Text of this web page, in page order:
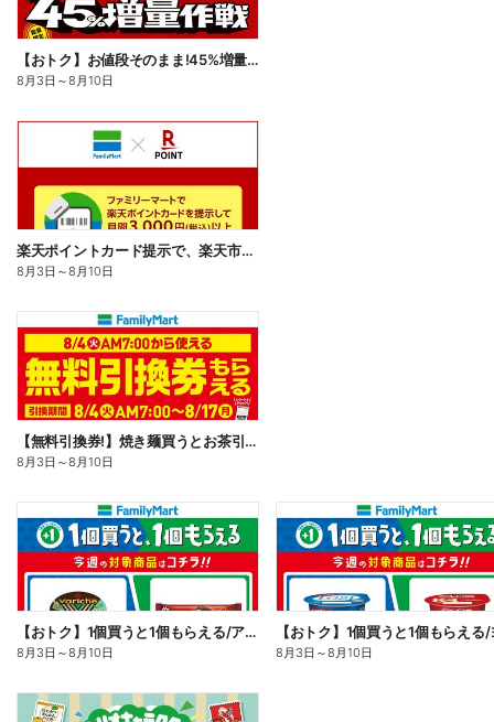
【おトク】お値段そのまま!45%増量作戦!
8月3日 ～8月10日
楽天ポイントカード提示で、楽天市場でのお買い物がおトクに!
8月3日 ～8月10日
【無料引換券!】焼き麺買うとお茶引換券貰える!
8月3日 ～8月10日
【おトク】1個買うと1個もらえる/アイス
8月3日 ～8月10日 8月3日 ～8月10日